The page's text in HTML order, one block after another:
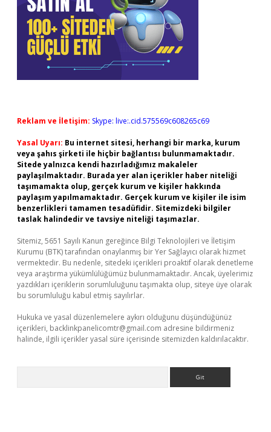
Reklam ve İletişim: Skype: live:.cid.575569c608265c69
Yasal Uyarı: Bu internet sitesi, herhangi bir marka, kurum
veya şahıs şirketi ile hiçbir bağlantısı bulunmamaktadır.
Sitede yalnızca kendi hazırladığımız makaleler
paylaşılmaktadır. Burada yer alan içerikler haber niteliği
taşımamakta olup, gerçek kurum ve kişiler hakkında
paylaşım yapılmamaktadır. Gerçek kurum ve kişiler ile isim
benzerlikleri tamamen tesadüfidir. Sitemizdeki bilgiler
taslak halindedir ve tavsiye niteliği taşımazlar.
Sitemiz, 5651 Sayılı Kanun gereğince Bilgi Teknolojileri ve İletişim
Kurumu (BTK) tarafından onaylanmış bir Yer Sağlayıcı olarak hizmet
vermektedir. Bu nedenle, sitedeki içerikleri proaktif olarak denetleme
veya araştırma yükümlülüğümüz bulunmamaktadır. Ancak, üyelerimiz
yazdıkları içeriklerin sorumluluğunu taşımakta olup, siteye üye olarak
bu sorumluluğu kabul etmiş sayılırlar.
Hukuka ve yasal düzenlemelere aykırı olduğunu düşündüğünüz
içerikleri, backlinkpanelicomtr@gmail.com adresine bildirmeniz
halinde, ilgili içerikler yasal süre içerisinde sitemizden kaldırılacaktır.